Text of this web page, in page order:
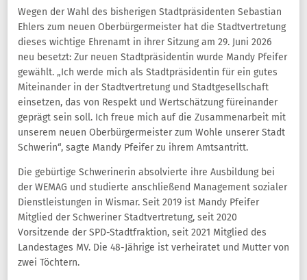
Wegen der Wahl des bisherigen Stadtpräsidenten Sebastian
Ehlers zum neuen Oberbürgermeister hat die Stadtvertretung
dieses wichtige Ehrenamt in ihrer Sitzung am 29. Juni 2026
neu besetzt: Zur neuen Stadtpräsidentin wurde Mandy Pfeifer
gewählt. „Ich werde mich als Stadtpräsidentin für ein gutes
Miteinander in der Stadtvertretung und Stadtgesellschaft
einsetzen, das von Respekt und Wertschätzung füreinander
geprägt sein soll. Ich freue mich auf die Zusammenarbeit mit
unserem neuen Oberbürgermeister zum Wohle unserer Stadt
Schwerin“, sagte Mandy Pfeifer zu ihrem Amtsantritt.
Die gebürtige Schwerinerin absolvierte ihre Ausbildung bei
der WEMAG und studierte anschließend Management sozialer
Dienstleistungen in Wismar. Seit 2019 ist Mandy Pfeifer
Mitglied der Schweriner Stadtvertretung, seit 2020
Vorsitzende der SPD-Stadtfraktion, seit 2021 Mitglied des
Landestages MV. Die 48-Jährige ist verheiratet und Mutter von
zwei Töchtern.